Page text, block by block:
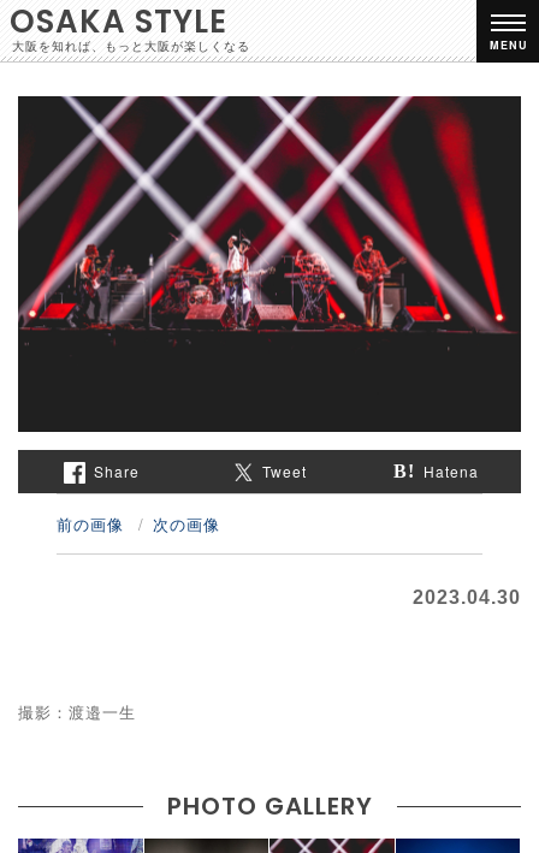
OSAKA STYLE
大阪を知れば、もっと大阪が楽しくなる MENU
Share Tweet Hatena
前の画像 次の画像
2023.04.30
撮影：渡邉一生
PHOTO GALLERY